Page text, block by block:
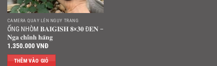
CAMERA QUAY LÉN NGỤY TRANG
ỐNG NHÒM 𝐁𝐀𝐈𝐆𝐈𝐒𝐇 𝟖×𝟑𝟎 Đ𝐄𝐍 –
𝐍𝐠𝐚 𝐜𝐡𝐢́𝐧𝐡 𝐡𝐚̃𝐧𝐠
1.350.000VNĐ
THÊM VÀO GIỎ